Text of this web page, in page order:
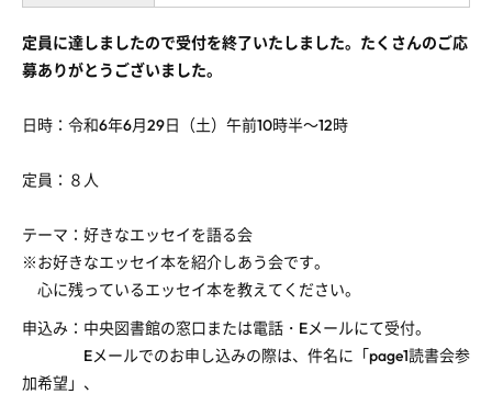
定員に達しましたので受付を終了いたしました。たくさんのご応
募ありがとうございました。
日時：令和6年6月29日（土）午前10時半～12時
定員：８人
テーマ：好きなエッセイを語る会
※お好きなエッセイ本を紹介しあう会です。
心に残っているエッセイ本を教えてください。
申込み：中央図書館の窓口または電話・ Eメールにて受付。
Eメールでのお申し込みの際は、件名に「page1読書会参
加希望」、